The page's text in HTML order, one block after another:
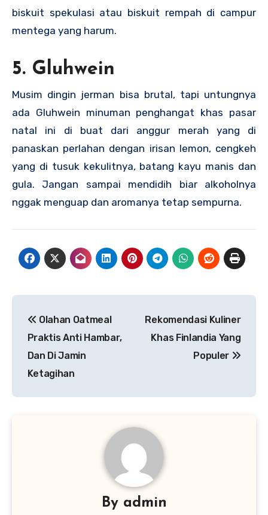
biskuit spekulasi atau biskuit rempah di campur
mentega yang harum.
5. Gluhwein
Musim dingin jerman bisa brutal, tapi untungnya
ada Gluhwein minuman penghangat khas pasar
natal ini di buat dari anggur merah yang di
panaskan perlahan dengan irisan lemon, cengkeh
yang di tusuk kekulitnya, batang kayu manis dan
gula. Jangan sampai mendidih biar alkoholnya
nggak menguap dan aromanya tetap sempurna.
pos
Olahan Oatmeal
Praktis Anti Hambar,
Dan Di Jamin
Ketagihan
Rekomendasi Kuliner
Khas Finlandia Yang
Populer
By admin